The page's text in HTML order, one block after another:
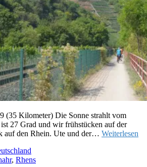
(35 Kilometer) Die Sonne strahlt vom
27 Grad und wir frühstücken auf der
auf den Rhein. Ute und der… Weiterlesen
, Rhens